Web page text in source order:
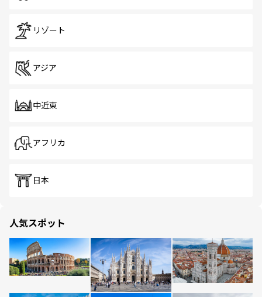
リゾート
アジア
中近東
アフリカ
日本
人気スポット